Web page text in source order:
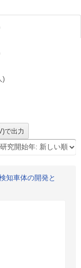
)
知車体の開発と